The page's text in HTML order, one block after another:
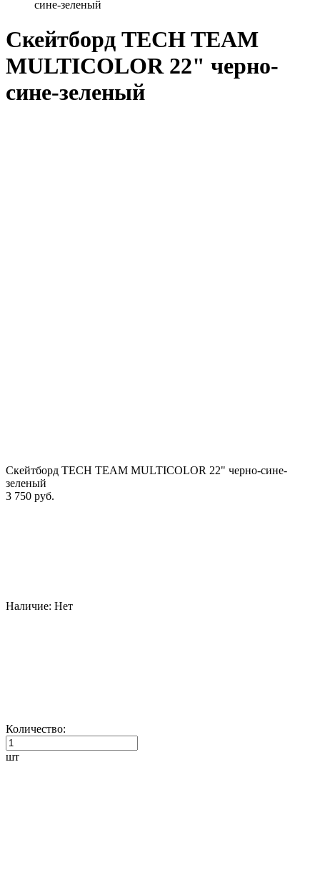
сине-зеленый
Скейтборд TECH TEAM
MULTICOLOR 22" черно-
сине-зеленый
Скейтборд TECH TEAM MULTICOLOR 22" черно-сине-
зеленый
3 750 руб.
Наличие: Нет
Количество:
шт